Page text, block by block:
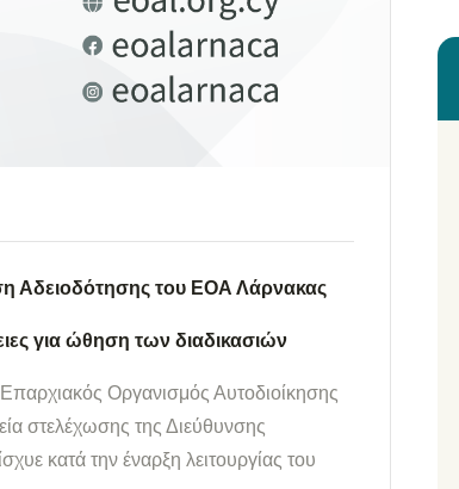
Αδειοδότησης του ΕΟΑ Λάρνακας
για ώθηση των διαδικασιών
Οργανισμός Αυτοδιοίκησης
στελέχωσης της Διεύθυνσης
κατά την έναρξη λειτουργίας του